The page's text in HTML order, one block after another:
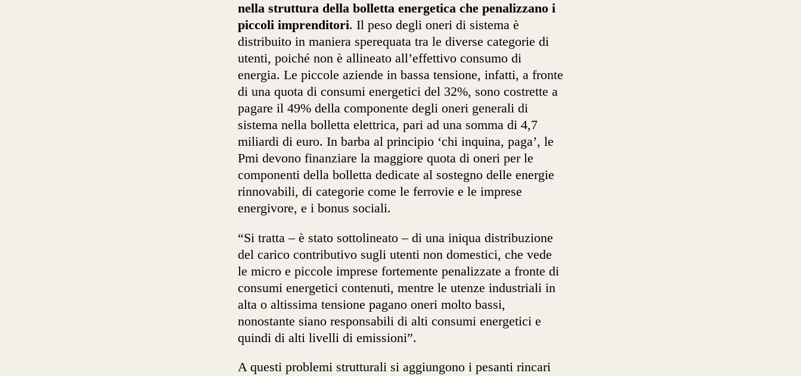
nella struttura della bolletta energetica che penalizzano i
piccoli imprenditori. Il peso degli oneri di sistema è
distribuito in maniera sperequata tra le diverse categorie di
utenti, poiché non è allineato all’effettivo consumo di
energia. Le piccole aziende in bassa tensione, infatti, a fronte
di una quota di consumi energetici del 32%, sono costrette a
pagare il 49% della componente degli oneri generali di
sistema nella bolletta elettrica, pari ad una somma di 4,7
miliardi di euro. In barba al principio ‘chi inquina, paga’, le
Pmi devono finanziare la maggiore quota di oneri per le
componenti della bolletta dedicate al sostegno delle energie
rinnovabili, di categorie come le ferrovie e le imprese
energivore, e i bonus sociali.
“Si tratta – è stato sottolineato – di una iniqua distribuzione
del carico contributivo sugli utenti non domestici, che vede
le micro e piccole imprese fortemente penalizzate a fronte di
consumi energetici contenuti, mentre le utenze industriali in
alta o altissima tensione pagano oneri molto bassi,
nonostante siano responsabili di alti consumi energetici e
quindi di alti livelli di emissioni”.
A questi problemi strutturali si aggiungono i pesanti rincari